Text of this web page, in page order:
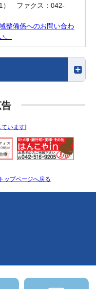
） ファクス：042-
整備係へのお問い合わ
。
ています]
トップページへ戻る